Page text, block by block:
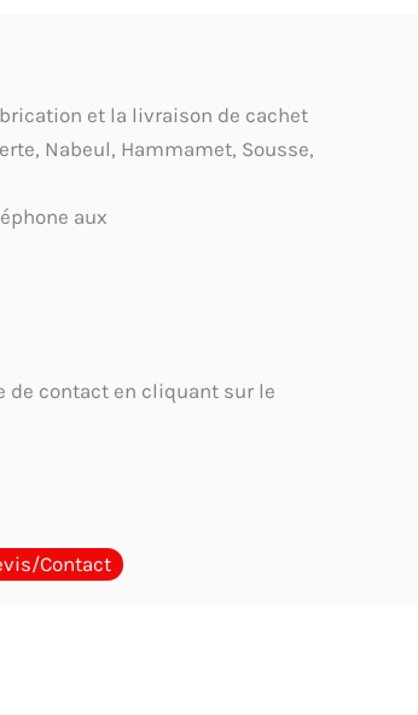
et la livraison de cachet
Nabeul, Hammamet, Sousse,
aux
de contact en cliquant sur le
Contact